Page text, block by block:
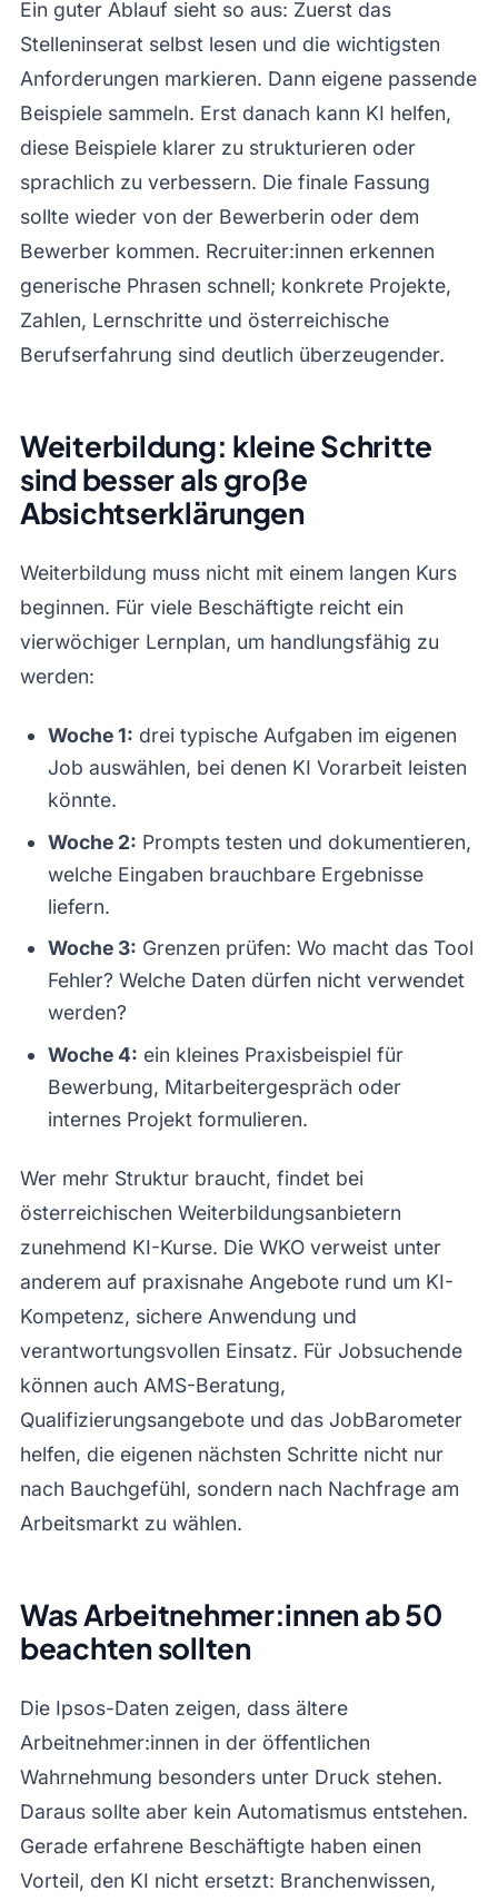
Ein guter Ablauf sieht so aus: Zuerst das
Stelleninserat selbst lesen und die wichtigsten
Anforderungen markieren. Dann eigene passende
Beispiele sammeln. Erst danach kann KI helfen,
diese Beispiele klarer zu strukturieren oder
sprachlich zu verbessern. Die finale Fassung
sollte wieder von der Bewerberin oder dem
Bewerber kommen. Recruiter:innen erkennen
generische Phrasen schnell; konkrete Projekte,
Zahlen, Lernschritte und österreichische
Berufserfahrung sind deutlich überzeugender.
Weiterbildung: kleine Schritte
sind besser als große
Absichtserklärungen
Weiterbildung muss nicht mit einem langen Kurs
beginnen. Für viele Beschäftigte reicht ein
vierwöchiger Lernplan, um handlungsfähig zu
werden:
Woche 1: drei typische Aufgaben im eigenen
Job auswählen, bei denen KI Vorarbeit leisten
könnte.
Woche 2: Prompts testen und dokumentieren,
welche Eingaben brauchbare Ergebnisse
liefern.
Woche 3: Grenzen prüfen: Wo macht das Tool
Fehler? Welche Daten dürfen nicht verwendet
werden?
Woche 4: ein kleines Praxisbeispiel für
Bewerbung, Mitarbeitergespräch oder
internes Projekt formulieren.
Wer mehr Struktur braucht, findet bei
österreichischen Weiterbildungsanbietern
zunehmend KI-Kurse. Die WKO verweist unter
anderem auf praxisnahe Angebote rund um KI-
Kompetenz, sichere Anwendung und
verantwortungsvollen Einsatz. Für Jobsuchende
können auch AMS-Beratung,
Qualifizierungsangebote und das JobBarometer
helfen, die eigenen nächsten Schritte nicht nur
nach Bauchgefühl, sondern nach Nachfrage am
Arbeitsmarkt zu wählen.
Was Arbeitnehmer:innen ab 50
beachten sollten
Die Ipsos-Daten zeigen, dass ältere
Arbeitnehmer:innen in der öffentlichen
Wahrnehmung besonders unter Druck stehen.
Daraus sollte aber kein Automatismus entstehen.
Gerade erfahrene Beschäftigte haben einen
Vorteil, den KI nicht ersetzt: Branchenwissen,